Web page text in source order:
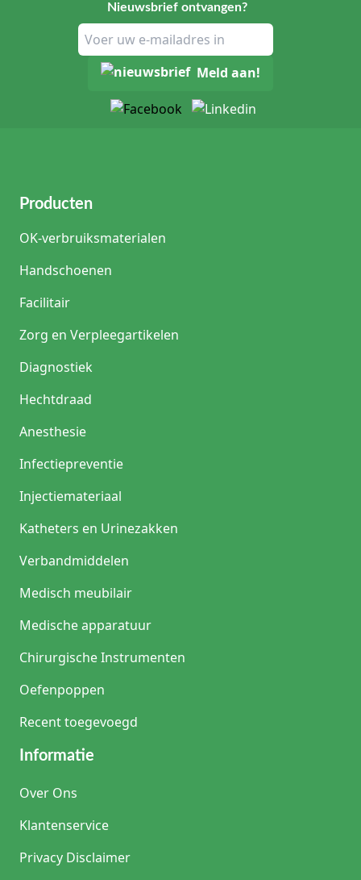
Nieuwsbrief ontvangen?
Meld aan!
Producten
OK-verbruiksmaterialen
Handschoenen
Facilitair
Zorg en Verpleegartikelen
Diagnostiek
Hechtdraad
Anesthesie
Infectiepreventie
Injectiemateriaal
Katheters en Urinezakken
Verbandmiddelen
Medisch meubilair
Medische apparatuur
Chirurgische Instrumenten
Oefenpoppen
Recent toegevoegd
Informatie
Over Ons
Klantenservice
Privacy Disclaimer